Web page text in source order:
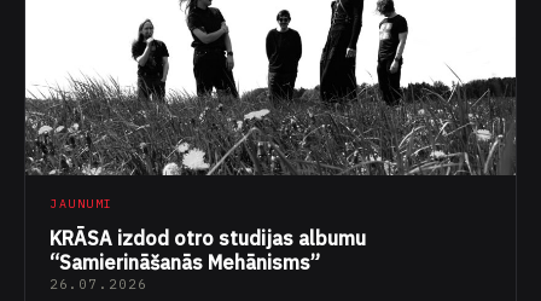
JAUNUMI
KRĀSA izdod otro studijas albumu
“Samierināšanās Mehānisms”
26.07.2026